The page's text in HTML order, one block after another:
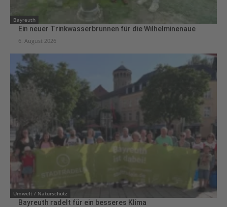
Bayreuth
Ein neuer Trinkwasserbrunnen für die Wilhelminenaue
6. August 2026
Umwelt / Naturschutz
Bayreuth radelt für ein besseres Klima